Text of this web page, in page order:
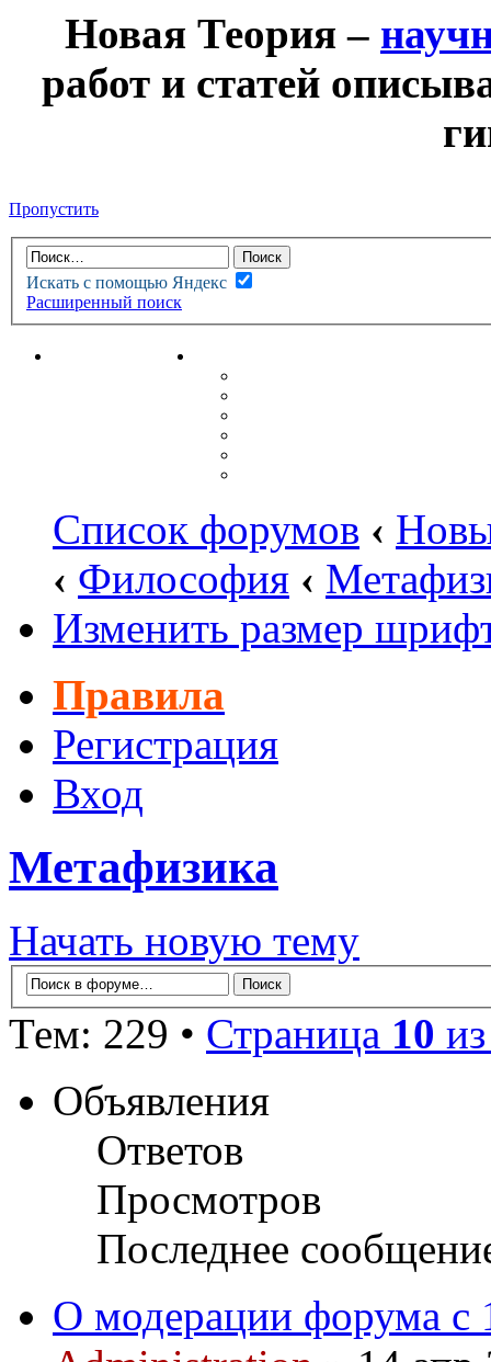
Новая Теория –
работ и статей
Пропустить
Искать с помощью Яндекс
Расширенный поиск
НОВАЯ ТЕОРИЯ
Список форумов ‹
‹ Философия ‹
Изменить размер
Правила
Регистрация
Вход
Метафизика
Начать новую тему
Тем: 229 • Страница 10
Объявления
Ответов
Просмотров
Последнее
О модерации форума с